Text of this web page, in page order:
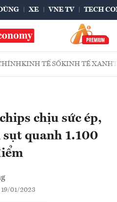
XE VNE TV TECH
KINH TẾ SỐKINH TẾ XANH
chịu sức ép,
quanh 1.100
19/01/2023